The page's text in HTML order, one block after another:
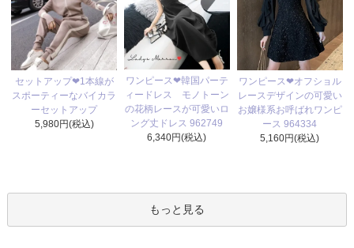
セットアップ❤1本線が
スポーティーなバイカラ
ーセットアップ
5,980円(税込)
ワンピース❤韓国パーテ
ィードレス モノトーン
の花柄レースが可愛いロ
ング丈ドレス 962749
6,340円(税込)
ワンピース❤オフショル
レースデザインの可愛い
お嬢様系お呼ばれワンピ
ース 964334
5,160円(税込)
もっと見る